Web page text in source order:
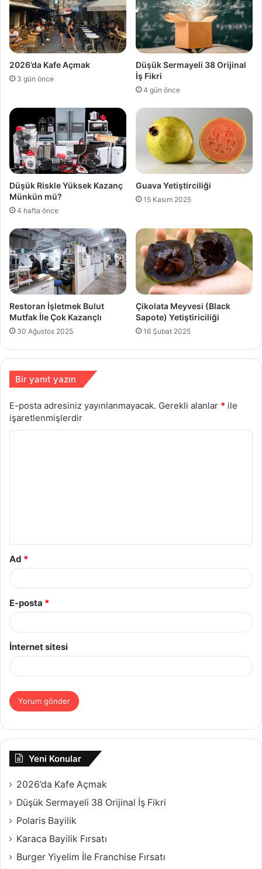
2026’da Kafe Açmak
3 gün önce
Düşük Sermayeli 38 Orijinal
İş Fikri
4 gün önce
Düşük Riskle Yüksek Kazanç
Münkün mü?
4 hafta önce
Guava Yetiştirciliği
15 Kasım 2025
Restoran İşletmek Bulut
Mutfak İle Çok Kazançlı
30 Ağustos 2025
Çikolata Meyvesi (Black
Sapote) Yetiştiriciliği
16 Şubat 2025
Bir yanıt yazın
E-posta adresiniz yayınlanmayacak. Gerekli alanlar * ile
işaretlenmişlerdir
Ad *
E-posta *
İnternet sitesi
Yeni Konular
2026’da Kafe Açmak
Düşük Sermayeli 38 Orijinal İş Fikri
Polaris Bayilik
Karaca Bayilik Fırsatı
Burger Yiyelim İle Franchise Fırsatı